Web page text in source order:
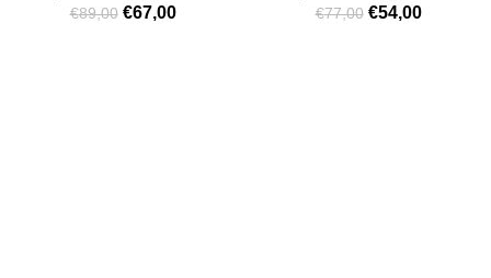
€89,00 €67,00 €77,00 €54,00